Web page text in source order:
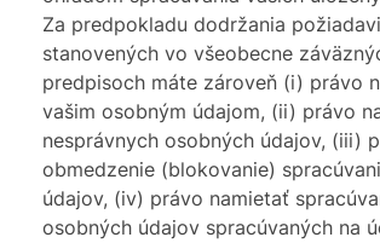
Za predpokladu dodržania
stanovených vo všeobecne
predpisoch máte zároveň (i) právo
vašim osobným údajom, (ii) právo
nesprávnych osobných údajov, (iii)
obmedzenie (blokovanie)
údajov, (iv) právo namietať
osobných údajov spracúvaných na